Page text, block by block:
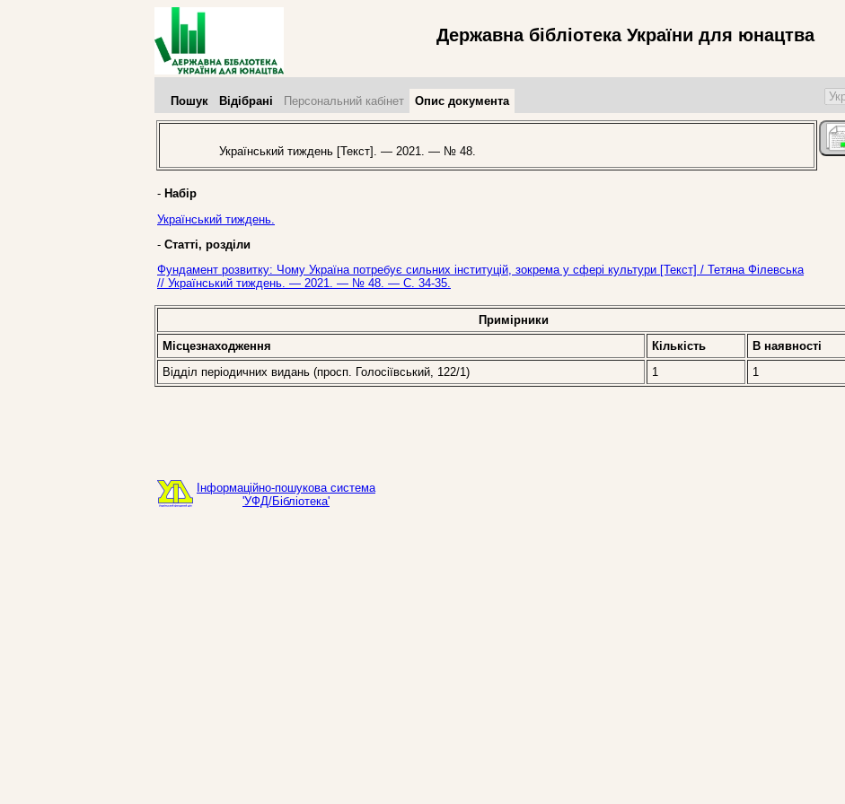
Державна бібліотека України для юнацтва
Пошук Відібрані Персональний кабінет Опис документа
Український тиждень [Текст]. — 2021. — № 48.
- Набір
Український тиждень.
- Статті, розділи
Фундамент розвитку: Чому Україна потребує сильних інституцій, зокрема у сфері культури [Текст] / Тетяна Філевська
// Український тиждень. — 2021. — № 48. — С. 34-35.
Примірники
Місцезнаходження
Кількість
В наявностi
Відділ періодичних видань (просп. Голосіївський, 122/1)
1 1
Інформаційно-пошукова система
'УФД/Бібліотека'